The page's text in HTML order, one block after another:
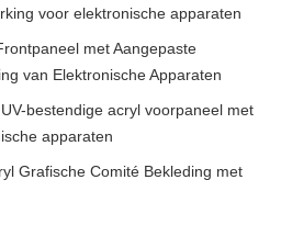
voor elektronische apparaten
met Aangepaste
van Elektronische Apparaten
bestendige acryl voorpaneel met
apparaten
Grafische Comité Bekleding met